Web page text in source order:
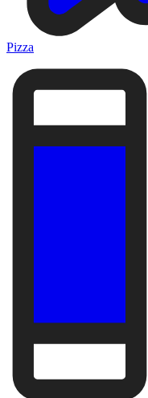
Pizza